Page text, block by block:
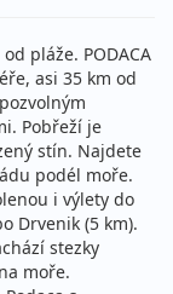
pláže. PODACA
asi 35 km od
Pobřeží je
stín. Najdete
podél moře.
i výlety do
Drvenik (5 km).
stezky
moře.